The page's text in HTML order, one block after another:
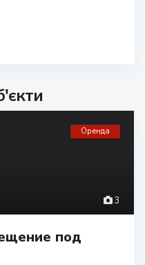
3
Оренда
под